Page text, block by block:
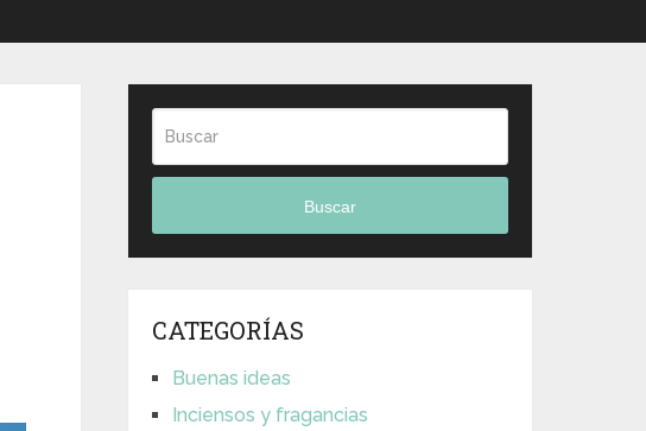
Buscar
CATEGORÍAS
Buenas ideas
Inciensos y fragancias